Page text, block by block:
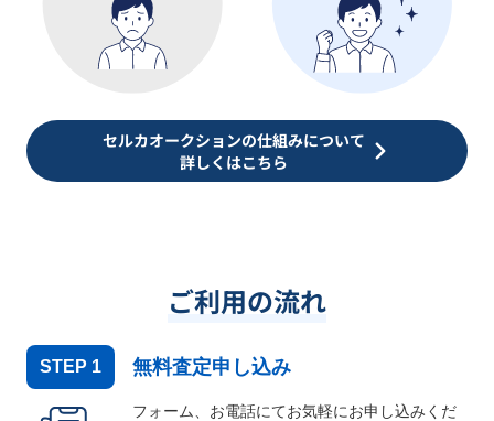
セルカオークションの仕組みについて
詳しくはこちら
ご利用の流れ
STEP 1 無料査定申し込み
フォーム、お電話にてお気軽にお申し込みくだ